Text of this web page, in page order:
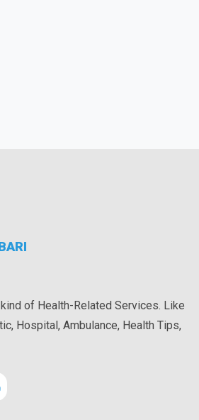
of Health-Related Services. Like
Hospital, Ambulance, Health Tips,